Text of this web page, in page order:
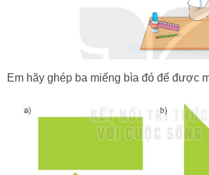
Em hãy ghép ba miếng bìa đó để được